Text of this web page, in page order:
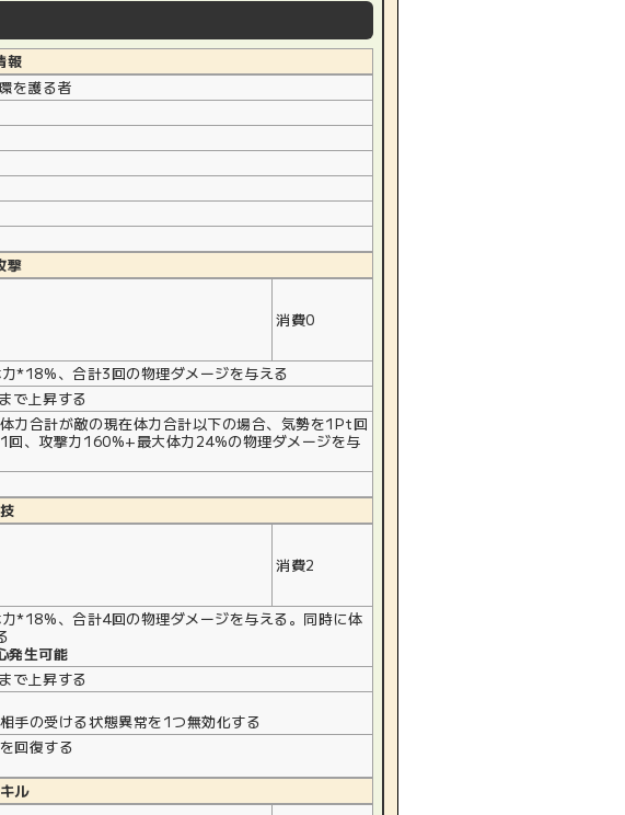
報
を護る者
撃
消費0
*18%、合計3回の物理ダメージを与える
で上昇する
力合計が敵の現在体力合計以下の場合、気勢を1Pt回
回、攻撃力160%+最大体力24%の物理ダメージを与
消費2
*18%、合計4回の物理ダメージを与える。同時に体
発生可能
で上昇する
手の受ける状態異常を1つ無効化する
回復する
ル